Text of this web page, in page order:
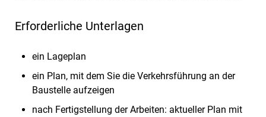
Erforderliche Unterlagen
ein Lageplan
ein Plan, mit dem Sie die Verkehrsführung an der
Baustelle aufzeigen
nach Fertigstellung der Arbeiten: aktueller Plan mit